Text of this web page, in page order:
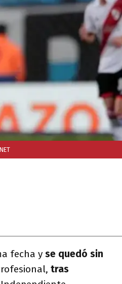
fecha y se quedó sin
tras